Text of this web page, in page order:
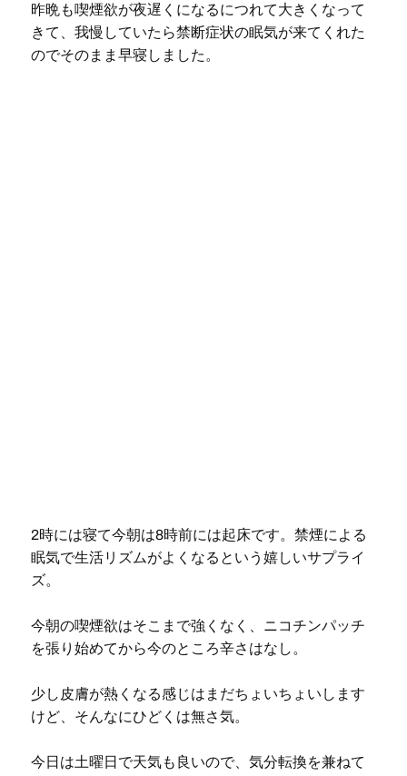
昨晩も喫煙欲が夜遅くになるにつれて大きくなって
きて、我慢していたら禁断症状の眠気が来てくれた
のでそのまま早寝しました。
2時には寝て今朝は8時前には起床です。禁煙による
眠気で生活リズムがよくなるという嬉しいサプライ
ズ。
今朝の喫煙欲はそこまで強くなく、ニコチンパッチ
を張り始めてから今のところ辛さはなし。
少し皮膚が熱くなる感じはまだちょいちょいします
けど、そんなにひどくは無さ気。
今日は土曜日で天気も良いので、気分転換を兼ねて